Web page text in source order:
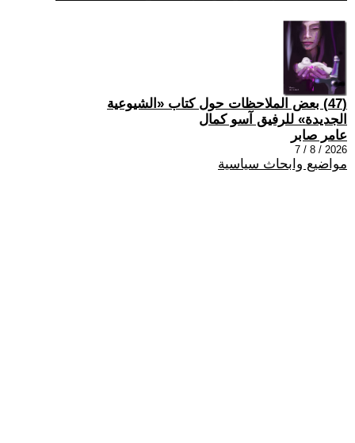
(47) بعض الملاحظات حول كتاب «الشيوعية
الجديدة» للرفيق آسو كمال
عامر صابر
2026 / 8 / 7
مواضيع وابحاث سياسية